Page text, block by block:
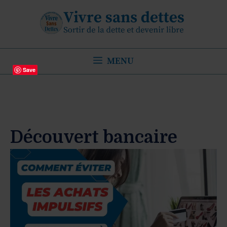
MENU
Découvert bancaire
Save